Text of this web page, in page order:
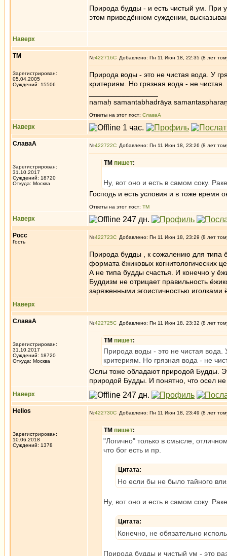
Природа будды - и есть чистый ум. При
этом приведённом суждении,
Наверх
ТМ
Зарегистрирован:
05.04.2005
Суждений: 15506
№422716 Добавлено: Пн 11 Июн 18, 22:35 (8 лет
Природа воды - это не чистая вода. У
критериям. Но грязная вода - не
namaḥ samantabhadrāya
Ответы на этот пост: СлаваА
Наверх
СлаваА
Зарегистрирован:
31.10.2017
Суждений: 18720
Откуда: Москва
№422722 Добавлено: Пн 11 Июн 18, 23:26 (8 лет
ТМ пишет:
Ну, вот оно и есть в самом соку.
Господь и есть условия и в тоже время
Ответы на этот пост: ТМ
Наверх
Росс
Гость
№422723 Добавлено: Пн 11 Июн 18, 23:29 (8 лет
Природа будды , к сожалению для типа
формата ёжиковых когнитологических
А не типа будды счастья. И конечно у
Буддизм не отрицает правильность
заряженными эгоистичностью
Наверх
СлаваА
Зарегистрирован:
31.10.2017
Суждений: 18720
Откуда: Москва
№422725 Добавлено: Пн 11 Июн 18, 23:32 (8 лет
ТМ пишет:
Природа воды - это не чистая вода.
критериям. Но грязная вода - не
Ослы тоже обладают природой Будды.
природой Будды. И понятно, что осел
Наверх
Helios
Зарегистрирован:
10.06.2018
Суждений: 1378
№422730 Добавлено: Пн 11 Июн 18, 23:49 (8 лет
ТМ пишет:
"Логично" только в смысле,
что бог есть и пр.
Цитата:
Но если бы не было тайного
Ну, вот оно и есть в самом соку.
Цитата:
Конечно, не обязательно
Природа будды и чистый ум - это